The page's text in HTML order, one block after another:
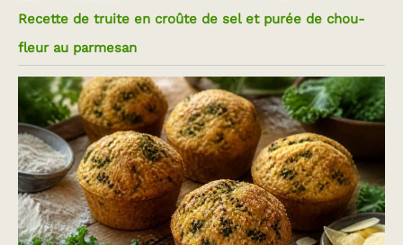
Recette de truite en croûte de sel et purée de chou-
fleur au parmesan